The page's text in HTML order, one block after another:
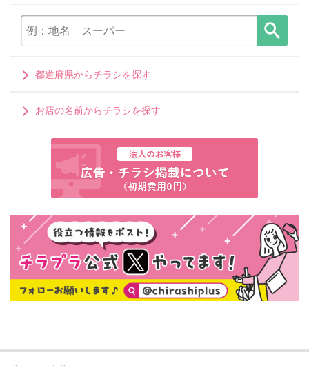
都道府県からチラシを探す
お店の名前からチラシを探す